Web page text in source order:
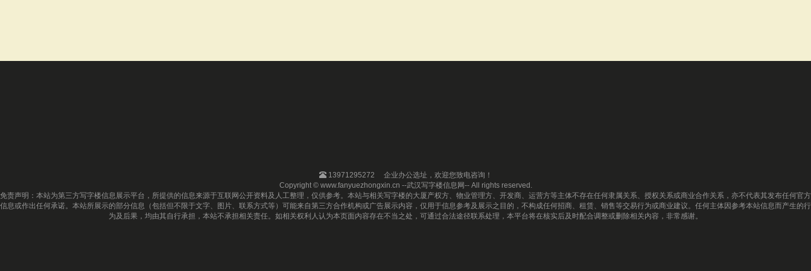
13971295272
企业办公选址，欢迎您致电咨询！
Copyright © www.fanyuezhongxin.cn --武汉写字楼信息网-- All rights reserved.
免责声明：本站为第三方写字楼信息展示平台，所提供的信息来源于互联网公开资料及人工整理，仅供参考。本站与相关写字楼的大厦产权方、物业管理方、开发商、运营方等主体不存在任何隶属关系、授权关系或商业合作关系，亦不代表其发布任何官方
信息或作出任何承诺。本站所展示的部分信息（包括但不限于文字、图片、联系方式等）可能来自第三方合作机构或广告展示内容，仅用于信息参考及展示之目的，不构成任何招商、租赁、销售等交易行为或商业建议。任何主体因参考本站信息而产生的行
为及后果，均由其自行承担，本站不承担相关责任。如相关权利人认为本页面内容存在不当之处，可通过合法途径联系处理，本平台将在核实后及时配合调整或删除相关内容，非常感谢。